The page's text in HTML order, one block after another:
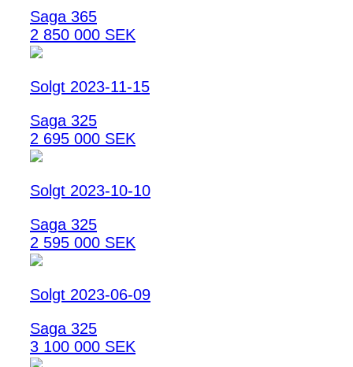
Saga 365
2 850 000 SEK
Solgt 2023-11-15
Saga 325
2 695 000 SEK
Solgt 2023-10-10
Saga 325
2 595 000 SEK
Solgt 2023-06-09
Saga 325
3 100 000 SEK